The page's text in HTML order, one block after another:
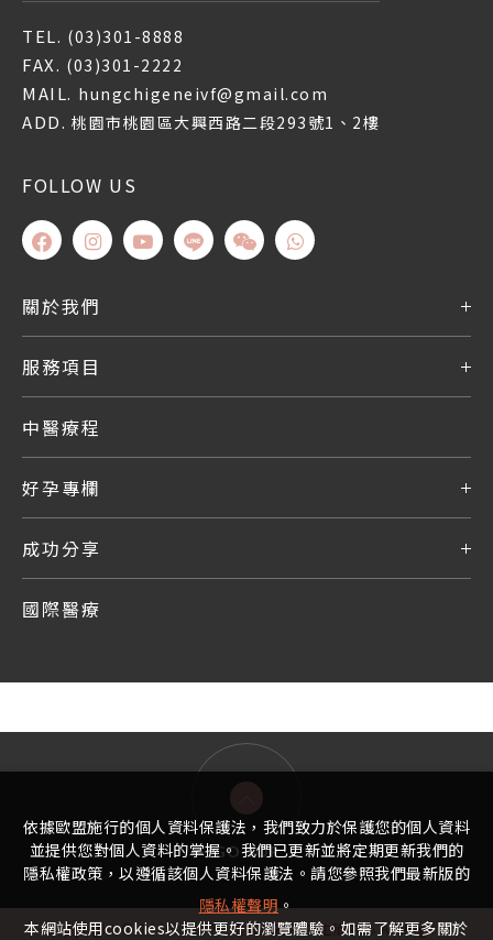
TEL. (03)301-8888
FAX. (03)301-2222
MAIL. hungchigeneivf@gmail.com
ADD. 桃園市桃園區大興西路二段293號1、2樓
FOLLOW US
關於我們
服務項目
中醫療程
好孕專欄
成功分享
國際醫療
GO TOP
Copyright © 2022 - 2025 宏其生基國際生殖中心 All Rights
依據歐盟施行的個人資料保護法，我們致力於保護您的個人資料
並提供您對個人資料的掌握。 我們已更新並將定期更新我們的
隱私權政策，以遵循該個人資料保護法。請您參照我們最新版的
隱私權聲明。
本網站使用cookies以提供更好的瀏覽體驗。如需了解更多關於